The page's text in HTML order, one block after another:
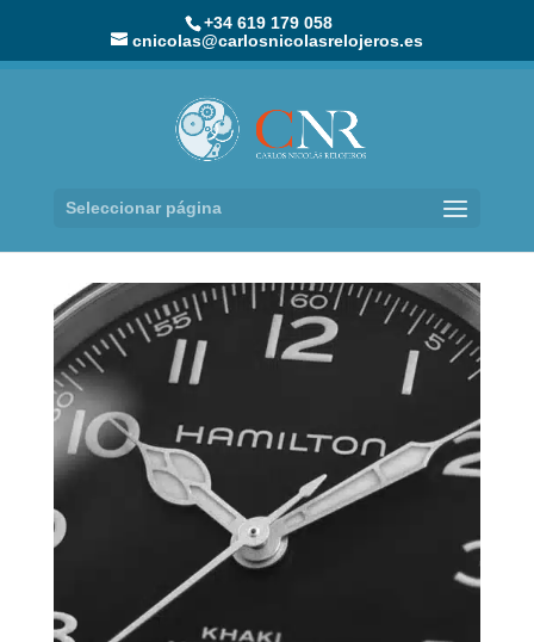
+34 619 179 058
cnicolas@carlosnicolasrelojeros.es
Seleccionar página